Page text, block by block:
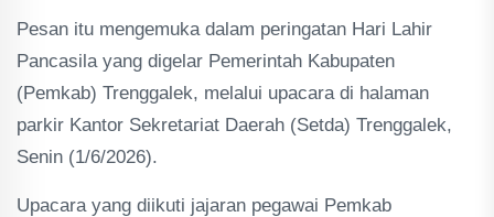
Pesan itu mengemuka dalam peringatan Hari Lahir
Pancasila yang digelar Pemerintah Kabupaten
(Pemkab) Trenggalek, melalui upacara di halaman
parkir Kantor Sekretariat Daerah (Setda) Trenggalek,
Senin (1/6/2026).
Upacara yang diikuti jajaran pegawai Pemkab